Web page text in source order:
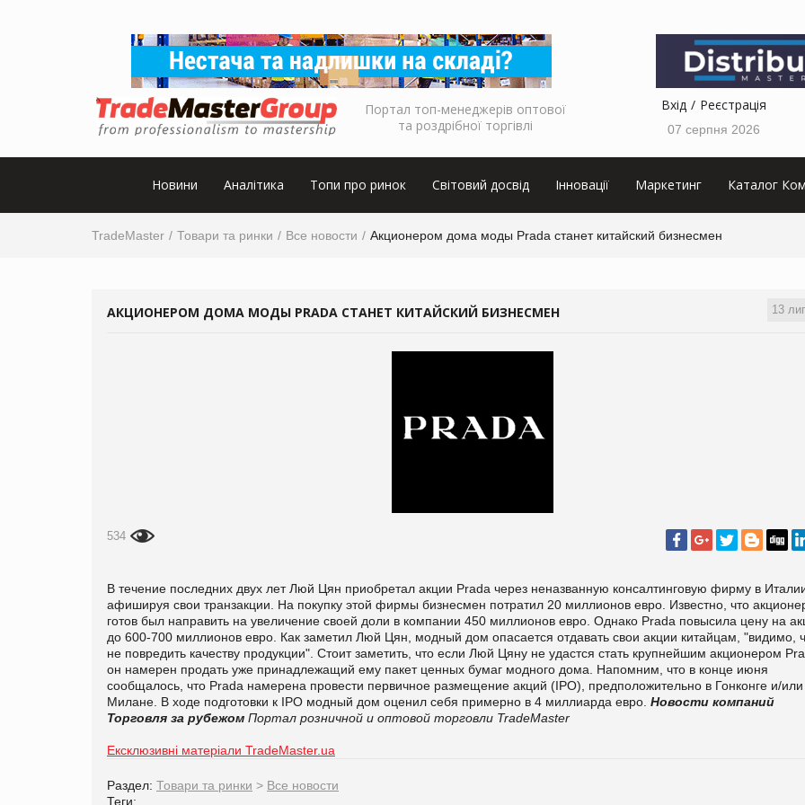
Портал топ-менеджерів оптової
та роздрібної торгівлі
Вхід Реєстрація
07 серпня 2026
Новини Аналітика Топи про ринок Світовий досвід Інновації Маркетинг Каталог
TradeMaster Товари та ринки Все новости Акционером дома моды Prada станет китайский бизнесмен
13
АКЦИОНЕРОМ ДОМА МОДЫ PRADA СТАНЕТ КИТАЙСКИЙ БИЗНЕСМЕН
534
В течение последних двух лет Люй Цян приобретал акции Prada через неназванную консалтинговую фирму в
афишируя свои транзакции. На покупку этой фирмы бизнесмен потратил 20 миллионов евро. Известно, что
готов был направить на увеличение своей доли в компании 450 миллионов евро. Однако Prada повысила цену на
до 600-700 миллионов евро. Как заметил Люй Цян, модный дом опасается отдавать свои акции китайцам, "видимо,
не повредить качеству продукции". Стоит заметить, что если Люй Цяну не удастся стать крупнейшим акционером
он намерен продать уже принадлежащий ему пакет ценных бумаг модного дома. Напомним, что в конце июня
сообщалось, что Prada намерена провести первичное размещение акций (IPO), предположительно в Гонконге и/или
Милане. В ходе подготовки к IPO модный дом оценил себя примерно в 4 миллиарда евро. Новости компаний
Торговля за рубежом Портал розничной и оптовой торговли TradeMaster
Ексклюзивні матеріали TradeMaster.ua
Раздел: Товари та ринки > Все новости
Теги: